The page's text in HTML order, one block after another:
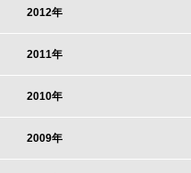
2012年
2011年
2010年
2009年